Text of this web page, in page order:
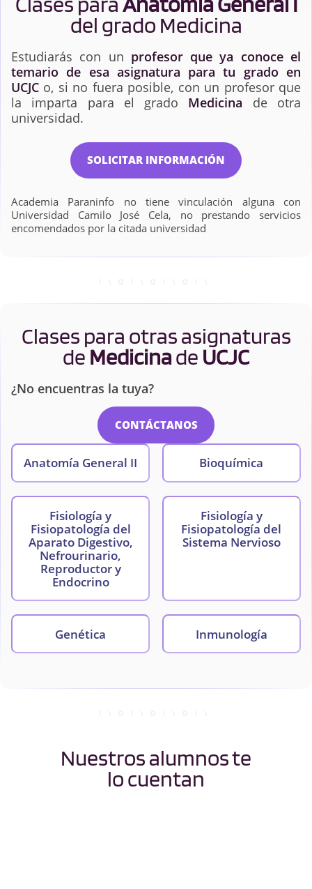
del grado Medicina
Estudiarás con un profesor que ya conoce el
temario de esa asignatura para tu grado en
UCJC o, si no fuera posible, con un profesor que
la imparta para el grado Medicina de otra
universidad.
SOLICITAR INFORMACIÓN
Academia Paraninfo no tiene vinculación alguna con
Universidad Camilo José Cela, no prestando servicios
encomendados por la citada universidad
Clases para otras asignaturas
deMedicinade UCJC
¿No encuentras la tuya?
CONTÁCTANOS
Anatomía General II Bioquímica
Fisiología y
Fisiopatología del
Aparato Digestivo,
Nefrourinario,
Reproductor y
Endocrino
Fisiología y
Fisiopatología del
Sistema Nervioso
Genética Inmunología
Microbiología y
Nuestros alumnos te
lo cuentan